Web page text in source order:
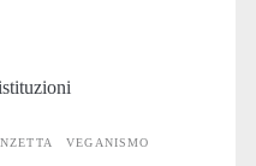
VEGANISMO